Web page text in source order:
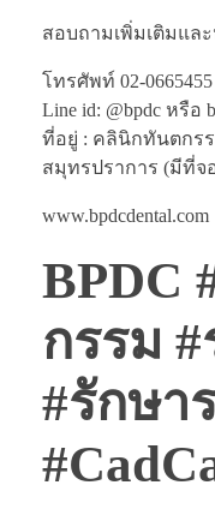
สอบถามเพิ่มเติมแล
โทรศัพท์ 02-0665455
Line id: @bpdc หรือ
ที่อยู่ : คลินิกทันตกร
สมุทรปราการ (มีที่จ
www.bpdcdental.com
BPDC
กรรม
#รักษา